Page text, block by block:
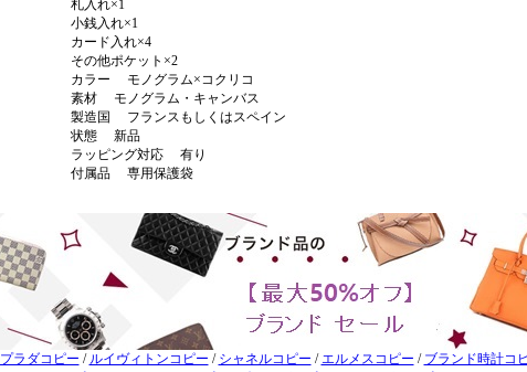
札入れ×1
小銭入れ×1
カード入れ×4
その他ポケット×2
カラー モノグラム×コクリコ
素材 モノグラム・キャンバス
製造国 フランスもしくはスペイン
状態 新品
ラッピング対応 有り
付属品 専用保護袋
プラダコピー / ルイヴィトンコピー / シャネルコピー /エルメスコピー / ブランド時計コ